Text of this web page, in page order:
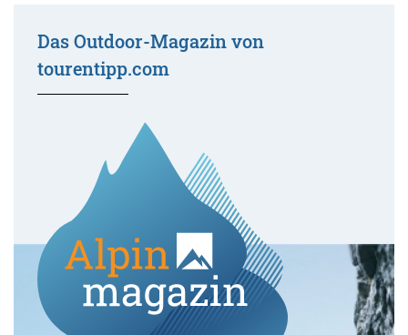
Das Outdoor-Magazin von
tourentipp.com